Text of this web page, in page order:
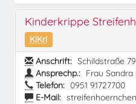
Kinderkrippe
KiKri
Anschrift: Schildstraße
Ansprechp.: Frau Sandra
Telefon: 0951 91727700
E-Mail: